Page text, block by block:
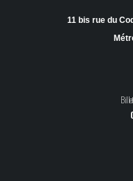
11 bis rue du